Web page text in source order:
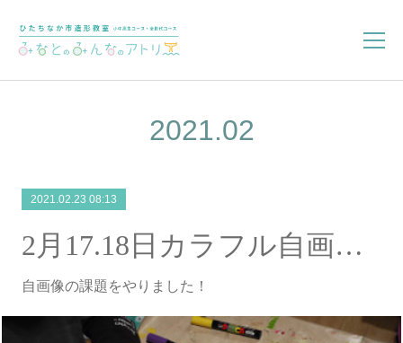
2021.02
2021.02.23 08:13
2月17.18日カラフル自画像を描こう！
自画像の課題をやりました！